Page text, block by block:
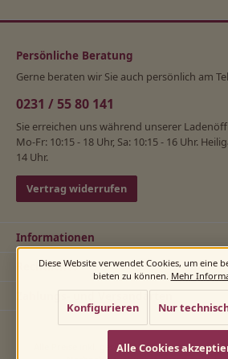
Persönliche Beratung
Gerne beraten wir Sie auch persönlich am
0231 / 55 80 141
Sie erreichen uns während unserer
Mo-Fr: 10:15 - 18 Uhr, Sa: 10:15 - 16 Uhr.
14 Uhr.
Vertrag widerrufen
Informationen
Rechtliches
Alle Preise inkl. gesetzl. Mehrwertsteuer zzgl.
Diese Website verwendet Cookies, um eine
bieten zu können. Mehr
Nur
Konfigurieren
Alle Cookies